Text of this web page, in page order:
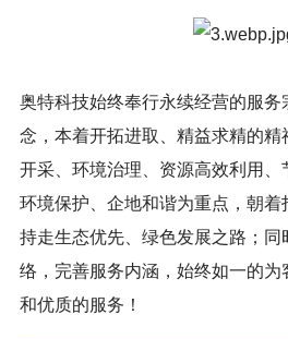
奥特科技始终奉行永续经营的服务
念，本着开拓进取、精益求精的
开采、环境治理、资源高效利用、
环境保护、企地和谐为重点，朝着
持走生态优先、绿色发展之路；同
络，完善服务内涵，始终如一的为
和优质的服务！